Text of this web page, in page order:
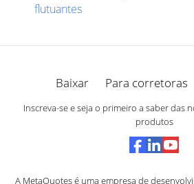
flutuantes
Baixar Para corretoras
Inscreva-se e seja o primeiro a saber das
produtos
A MetaQuotes é uma empresa de